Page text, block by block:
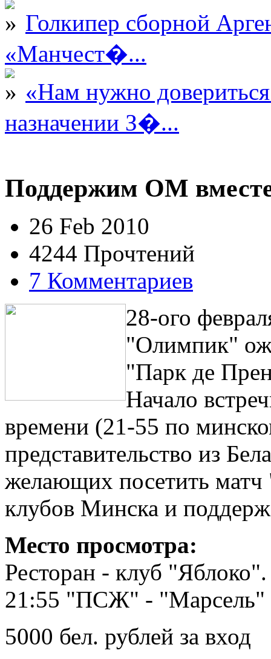
Голкипер сборной
«Манчест�...
«Нам нужно
назначении З�...
Поддержим ОМ
26 Feb 2010
4244 Прочтений
7 Комментариев
28-ого
"Олимпик"
"Парк де
Начало
времени (21-55 по
представительство из
желающих посетить
клубов Минска и
Место просмотра:
Ресторан - клуб
21:55 "ПСЖ" - "Марсель"
5000 бел. рублей за вход